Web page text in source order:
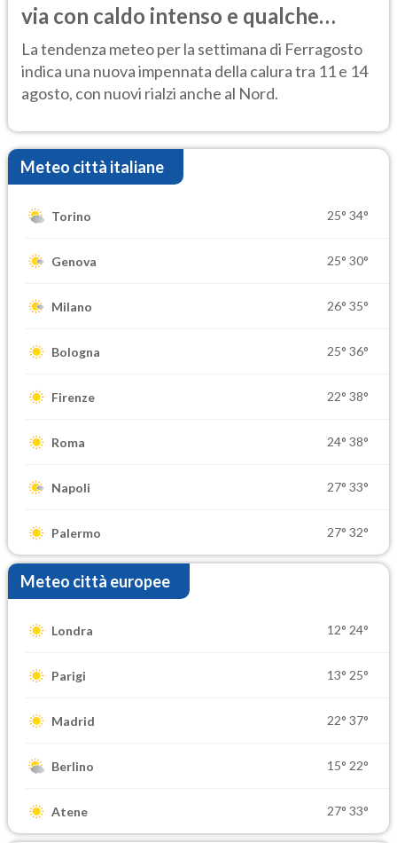
via con caldo intenso e qualche
temporale
La tendenza meteo per la settimana di Ferragosto
indica una nuova impennata della calura tra 11 e 14
agosto, con nuovi rialzi anche al Nord.
Meteo città italiane
Torino 25° 34°
Genova 25° 30°
Milano 26° 35°
Bologna 25° 36°
Firenze 22° 38°
Roma 24° 38°
Napoli 27° 33°
Palermo 27° 32°
Meteo città europee
Londra 12° 24°
Parigi 13° 25°
Madrid 22° 37°
Berlino 15° 22°
Atene 27° 33°